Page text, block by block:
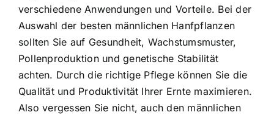
verschiedene Anwendungen und Vorteile. Bei der
Auswahl der besten männlichen Hanfpflanzen
sollten Sie auf Gesundheit, Wachstumsmuster,
Pollenproduktion und genetische Stabilität
achten. Durch die richtige Pflege können Sie die
Qualität und Produktivität Ihrer Ernte maximieren.
Also vergessen Sie nicht, auch den männlichen